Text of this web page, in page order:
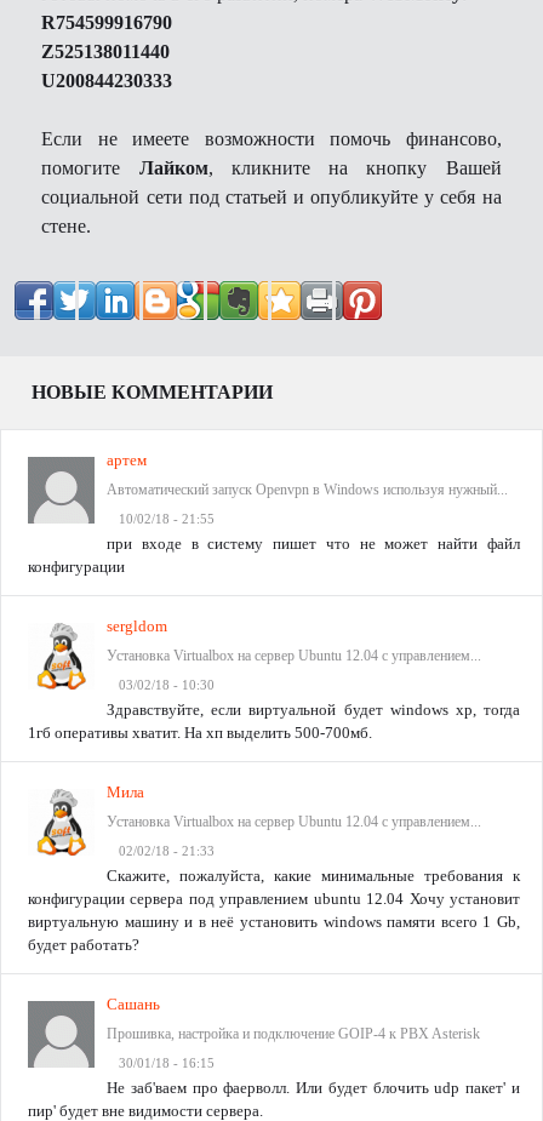
R754599916790
Z525138011440
U200844230333
Если не имеете возможности помочь финансово,
помогите Лайком, кликните на кнопку Вашей
социальной сети под статьей и опубликуйте у себя на
стене.
НОВЫЕ КОММЕНТАРИИ
артем
Автоматический запуск Openvpn в Windows используя нужный...
10/02/18 - 21:55
при входе в систему пишет что не может найти файл
конфигурации
sergldom
Установка Virtualbox на сервер Ubuntu 12.04 с управлением...
03/02/18 - 10:30
Здравствуйте, если виртуальной будет windows xp, тогда
1гб оперативы хватит. На хп выделить 500-700мб.
Мила
Установка Virtualbox на сервер Ubuntu 12.04 с управлением...
02/02/18 - 21:33
Скажите, пожалуйста, какие минимальные требования к
конфигурации сервера под управлением ubuntu 12.04 Хочу установит
виртуальную машину и в неё установить windows памяти всего 1 Gb,
будет работать?
Сашань
Прошивка, настройка и подключение GOIP-4 к PBX Asterisk
30/01/18 - 16:15
Не заб'ваем про фаерволл. Или будет блочить udp пакет' и
пир' будет вне видимости сервера.